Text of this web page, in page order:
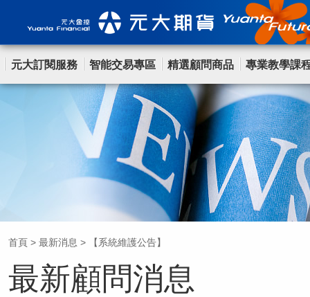
元大訂閱服務 智能交易專區 精選顧問商品 專業教學課
首頁 > 最新消息 > 【系統維護公告】
最新顧問消息